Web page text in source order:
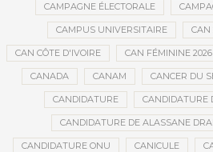
CAMPAGNE ÉLECTORALE
CAMPUS UNIVERSITAIRE CAN
CAN CÔTE D'IVOIRE CAN FÉMININE 2026
CANADA CANAM CANCER DU
CANDIDATURE CANDIDATURE
CANDIDATURE DE ALASSANE
CANDIDATURE ONU CANICULE